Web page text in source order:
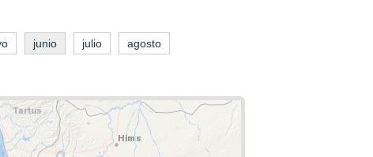
junio julio agosto